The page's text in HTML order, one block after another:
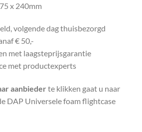
x 240mm
volgende dag thuisbezorgd
€ 50,-
met laagsteprijsgarantie
met productexperts
aanbieder te klikken gaat u naar
DAP Universele foam flightcase